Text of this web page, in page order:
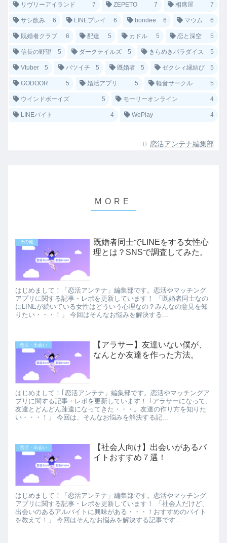
リヴリーアイランド 7 ZEPETO 7 相席屋 7
サシ飲み 6 LINEプレイ 6 bondee 6 マウム 6
既婚者クラブ 6 配達 5 カドル 5 恋と深空 5
信長の野望 5 ダークテイルズ 5 きらめきパラダイス 5
Vtuber 5 バツイチ 5 既婚者 5 ゼクシィ縁結び 5
GODOOR 5 婚活アプリ 5 軽音サークル 5
ウインドボーイズ 5 モーリーオンライン 4
LINEバイト 4 WePlay 4
恋活アンテナ編集部
その他
既婚者同士でLINEをする女性心
理とは？SNSで調査してみた。
はじめまして！「恋活アンテナ」編集部です。恋活やマッチング
アプリに関する記事・レポを更新しています！ 「既婚者同士なの
にLINEが続いている女性はどういう心理なの？みんなの意見を知
りたい・・・！」 今回はそんなお悩みを解決する...
恋活・出会い
【アラサー】友達いない僕が、
なんとか友達を作った方法。
はじめまして！｢恋活アンテナ」編集部です。恋活やマッチングア
プリに関する記事・レポを更新しています！ ｢アラサーになって、
友達とどんどん疎遠になってきた・・・。友達の作り方を知りた
い・・・！」 今回は、そんなお悩みを解決する記...
恋活・出会い
【社会人向け】出会いがあるバ
イトおすすめ７選！
はじめまして！「恋活アンテナ」編集部です。恋活やマッチング
アプリに関する記事・レポを更新しています！ 「社会人だけど、
出会いのあるアルバイトに興味がある・・・！おすすめのバイト
を教えて！」 今回はそんなお悩みを解決する記事です...